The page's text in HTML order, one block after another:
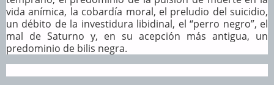
vida anímica, la cobardía moral, el preludio del suicidio,
un débito de la investidura libidinal, el “perro negro”, el
mal de Saturno y, en su acepción más antigua, un
predominio de bilis negra.